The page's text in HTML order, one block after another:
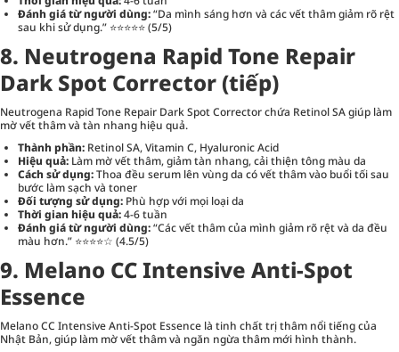
Đánh giá từ người dùng:“Da mình sáng hơn và các vết thâm giảm rõ rệt
sau khi sử dụng.” ⭐⭐⭐⭐⭐ (5/5)
8. Neutrogena Rapid Tone Repair
Dark Spot Corrector (tiếp)
Neutrogena Rapid Tone Repair Dark Spot Corrector chứa Retinol SA giúp làm
mờ vết thâm và tàn nhang hiệu quả.
Thành phần: Retinol SA, Vitamin C, Hyaluronic Acid
Hiệu quả: Làm mờ vết thâm, giảm tàn nhang, cải thiện tông màu da
Cách sử dụng:Thoa đều serum lên vùng da có vết thâm vào buổi tối sau
bước làm sạch và toner
Đối tượng sử dụng: Phù hợp với mọi loại da
Thời gian hiệu quả:4-6 tuần
Đánh giá từ người dùng:“Các vết thâm của mình giảm rõ rệt và da đều
màu hơn.” ⭐⭐⭐⭐☆ (4.5/5)
9. Melano CC Intensive Anti-Spot
Essence
Melano CC Intensive Anti-Spot Essence là tinh chất trị thâm nổi tiếng của
Nhật Bản, giúp làm mờ vết thâm và ngăn ngừa thâm mới hình thành.